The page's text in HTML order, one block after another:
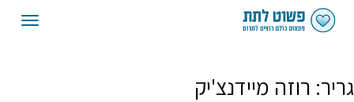
גריר: רוזה מיידנצ'יק